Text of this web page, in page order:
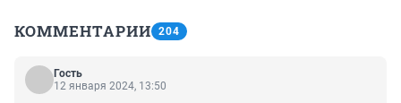
КОММЕНТАРИИ 204
Гость
12 января 2024, 13:50